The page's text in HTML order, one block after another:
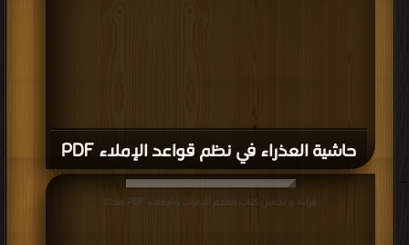
حاشية العذراء في نظم قواعد الإملاء PDF
قراءة و تحميل كتاب معجم الإعراب والإملاء PDF مجانا